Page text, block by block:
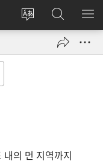
사이트
변경
로그인
(새로운
열기)
JW.ORG
검색
메
의 먼 지역까지